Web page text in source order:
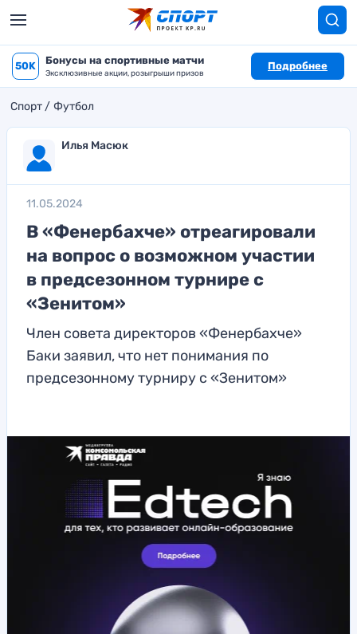
50K Бонусы на спортивные матчи
Эксклюзивные акции, розыгрыши призов
Подробнее
Спорт Футбол
Илья Масюк
11.05.2024
В «Фенербахче» отреагировали
на вопрос о возможном участии
в предсезонном турнире с
«Зенитом»
Член совета директоров «Фенербахче»
Баки заявил, что нет понимания по
предсезонному турниру с «Зенитом»